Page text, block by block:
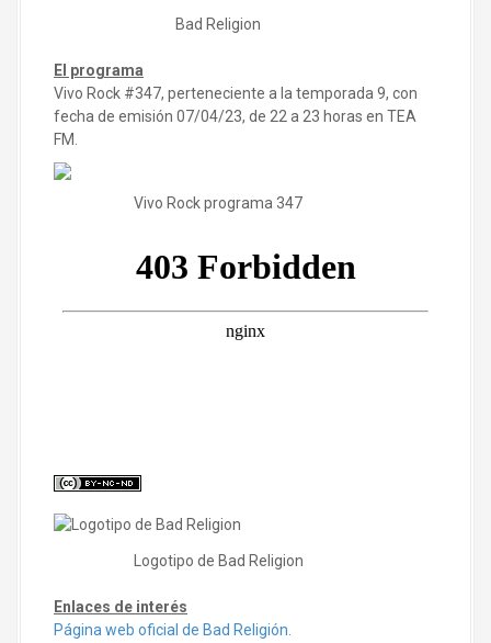
Bad Religion
El programa
Vivo Rock #347, perteneciente a la temporada 9, con
fecha de emisión 07/04/23, de 22 a 23 horas en TEA
FM.
Vivo Rock programa 347
Logotipo de Bad Religion
Enlaces de interés
Página web oficial de Bad Religión.